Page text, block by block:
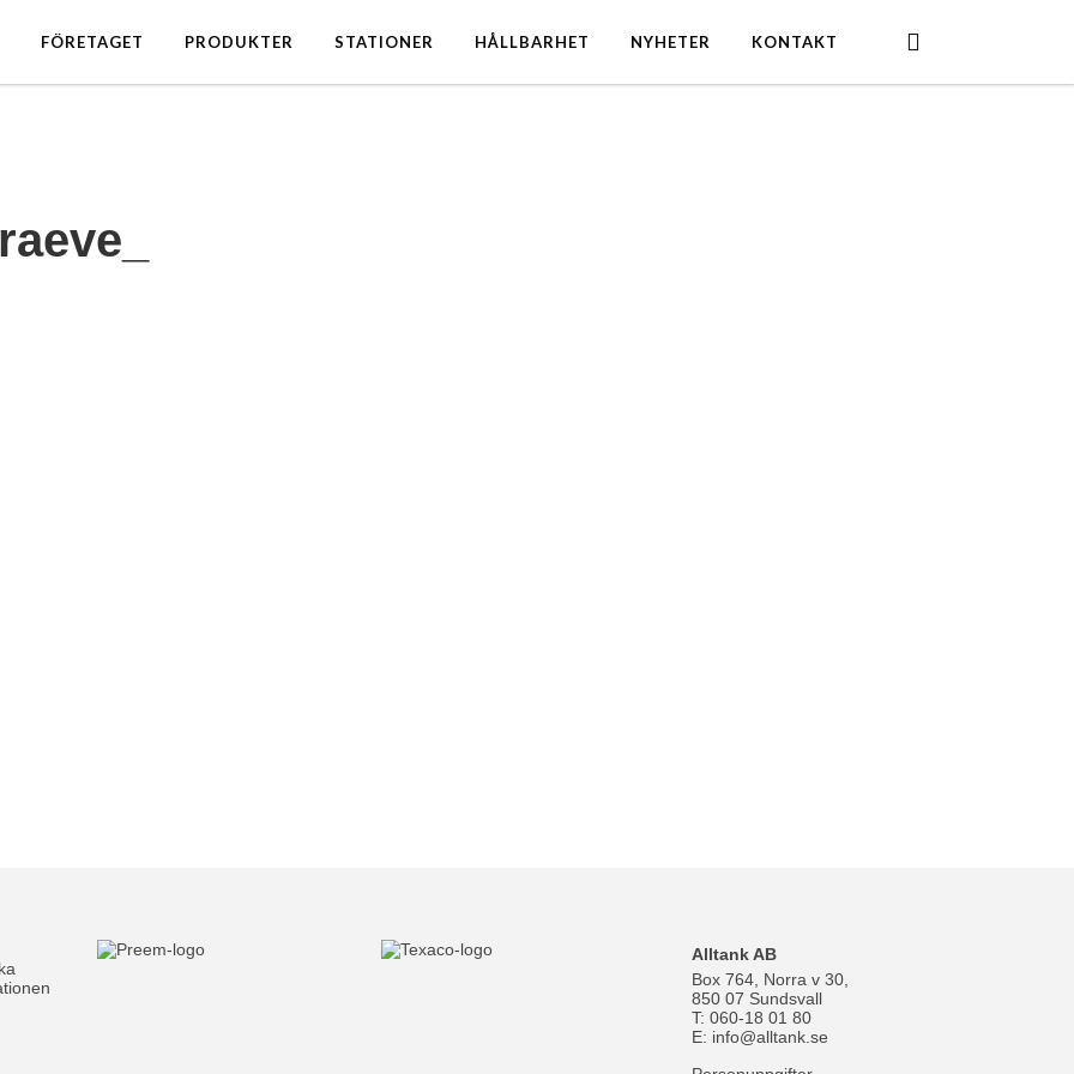
FÖRETAGET PRODUKTER STATIONER HÅLLBARHET NYHETER KONTAKT
Alltank AB
Box 764, Norra v 30,
850 07 Sundsvall
T: 060-18 01 80
E: info@alltank.se